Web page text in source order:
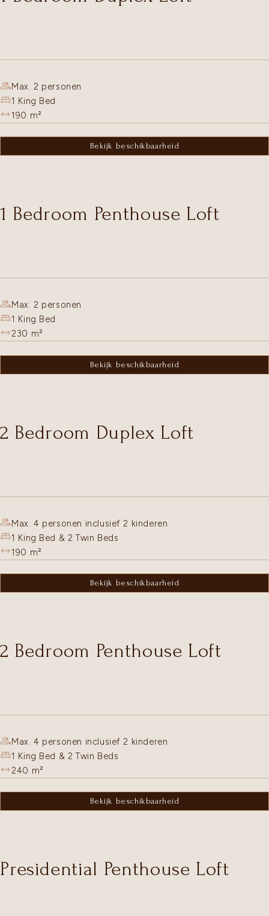
Max. 2 personen
1 King Bed
190 m²
Bekijk beschikbaarheid
1 Bedroom Penthouse Loft
Max. 2 personen
1 King Bed
230 m²
Bekijk beschikbaarheid
2 Bedroom Duplex Loft
Max. 4 personen inclusief 2 kinderen
1 King Bed & 2 Twin Beds
190 m²
Bekijk beschikbaarheid
2 Bedroom Penthouse Loft
Max. 4 personen inclusief 2 kinderen
1 King Bed & 2 Twin Beds
240 m²
Bekijk beschikbaarheid
Presidential Penthouse Loft